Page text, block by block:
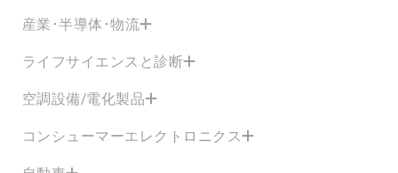
産業･半導体･物流
ライフサイエンスと診断
空調設備/電化製品
コンシューマーエレクトロニクス